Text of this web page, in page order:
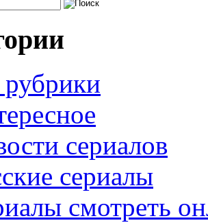
рубрики
сериалов
сериалы
смотреть